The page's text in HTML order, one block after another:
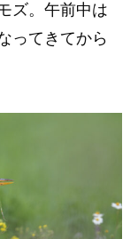
ズ。午前中は
ってきてから